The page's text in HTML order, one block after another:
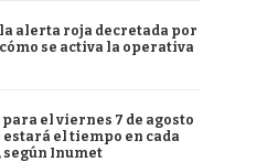
alerta roja decretada por
se activa la operativa
el viernes 7 de agosto
estará el tiempo en cada
según Inumet